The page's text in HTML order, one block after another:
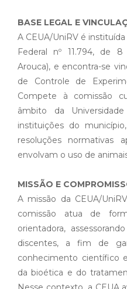
BASE LEGAL E
A CEUA/UniRV é
Federal nº 11.794, de
Arouca), e encontra-se
de Controle de
Compete à comissão
âmbito da
instituições do
resoluções normativas
envolvam o uso de
MISSÃO E
A missão da CEUA/
comissão atua de
orientadora,
discentes, a fim de
conhecimento científico
da bioética e do